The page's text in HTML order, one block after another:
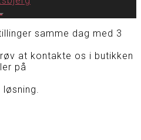
samme dag med 3
at kontakte os i butikken
på